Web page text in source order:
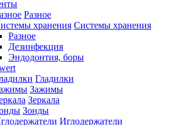
Разное
Системы хранения
Разное
Дезинфекция
Эндодонтия, боры
Гладилки
Зажимы
Зеркала
Зонды
Иглодержатели